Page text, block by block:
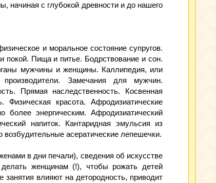
с глубокой древности и до нашего
и моральное состояние супругов.
покой. Пища и питье. Бодрствование и сон.
мужчины и женщины. Каллипедия, или
Замечания для мужчин.
Прямая наследственность. Косвенная
Физическая красота. Афродизиатические
более энергическим. Афродизиатический
напиток. Кантаридная эмульсия из
асератические лепешечки.
в дни печали), сведения об искусстве
делать женщинам (!), чтобы рожать детей
занятия влияют на детородность, приводит